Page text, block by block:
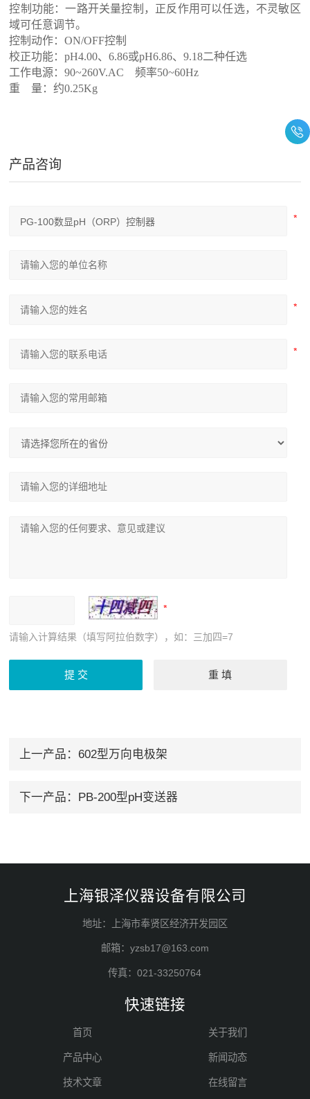
控制功能：一路开关量控制，正反作用可以任选，不灵敏区
域可任意调节。
控制动作：ON/OFF控制
校正功能：pH4.00、6.86或pH6.86、9.18二种任选
工作电源：90~260V.AC 频率50~60Hz
重 量：约0.25Kg
产品咨询
请输入计算结果（填写阿拉伯数字），如：三加四=7
上一产品： 602型万向电极架
下一产品： PB-200型pH变送器
上海银泽仪器设备有限公司
地址：上海市奉贤区经济开发园区
邮箱：yzsb17@163.com
传真：021-33250764
快速链接
首页 关于我们
产品中心 新闻动态
技术文章 在线留言